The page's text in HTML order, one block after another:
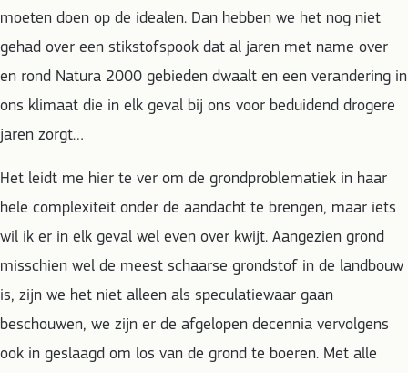
moeten doen op de idealen. Dan hebben we het nog niet
gehad over een stikstofspook dat al jaren met name over
en rond Natura 2000 gebieden dwaalt en een verandering in
ons klimaat die in elk geval bij ons voor beduidend drogere
jaren zorgt…
Het leidt me hier te ver om de grondproblematiek in haar
hele complexiteit onder de aandacht te brengen, maar iets
wil ik er in elk geval wel even over kwijt. Aangezien grond
misschien wel de meest schaarse grondstof in de landbouw
is, zijn we het niet alleen als speculatiewaar gaan
beschouwen, we zijn er de afgelopen decennia vervolgens
ook in geslaagd om los van de grond te boeren. Met alle